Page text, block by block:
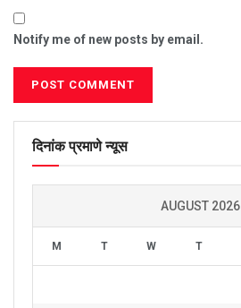
Notify me of new posts by email.
दिनांक प्रमाणे न्यूस
AUGUST 2026
M T W T